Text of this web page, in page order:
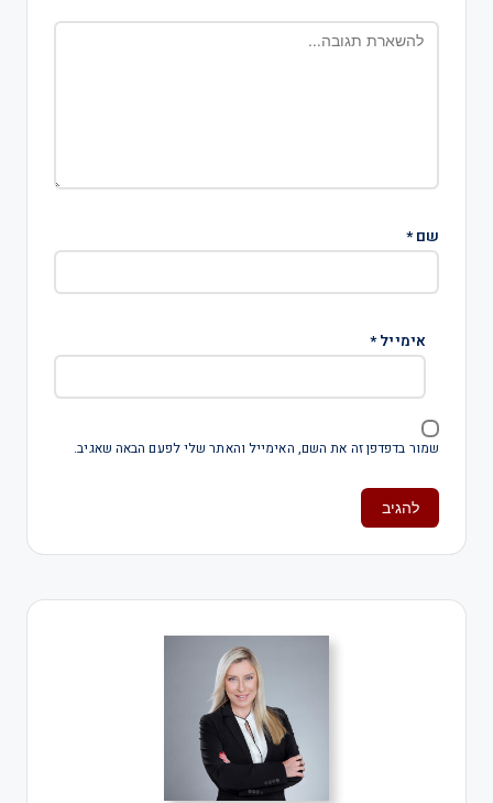
שם*
אימייל*
שמור בדפדפן זה את השם, האימייל והאתר שלי לפעם הבאה שאגיב.